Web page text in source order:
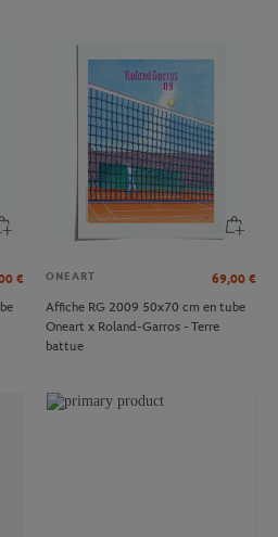
€
ONEART 69,00 €
Affiche RG 2009 50x70 cm en tube
Oneart x Roland-Garros - Terre
battue